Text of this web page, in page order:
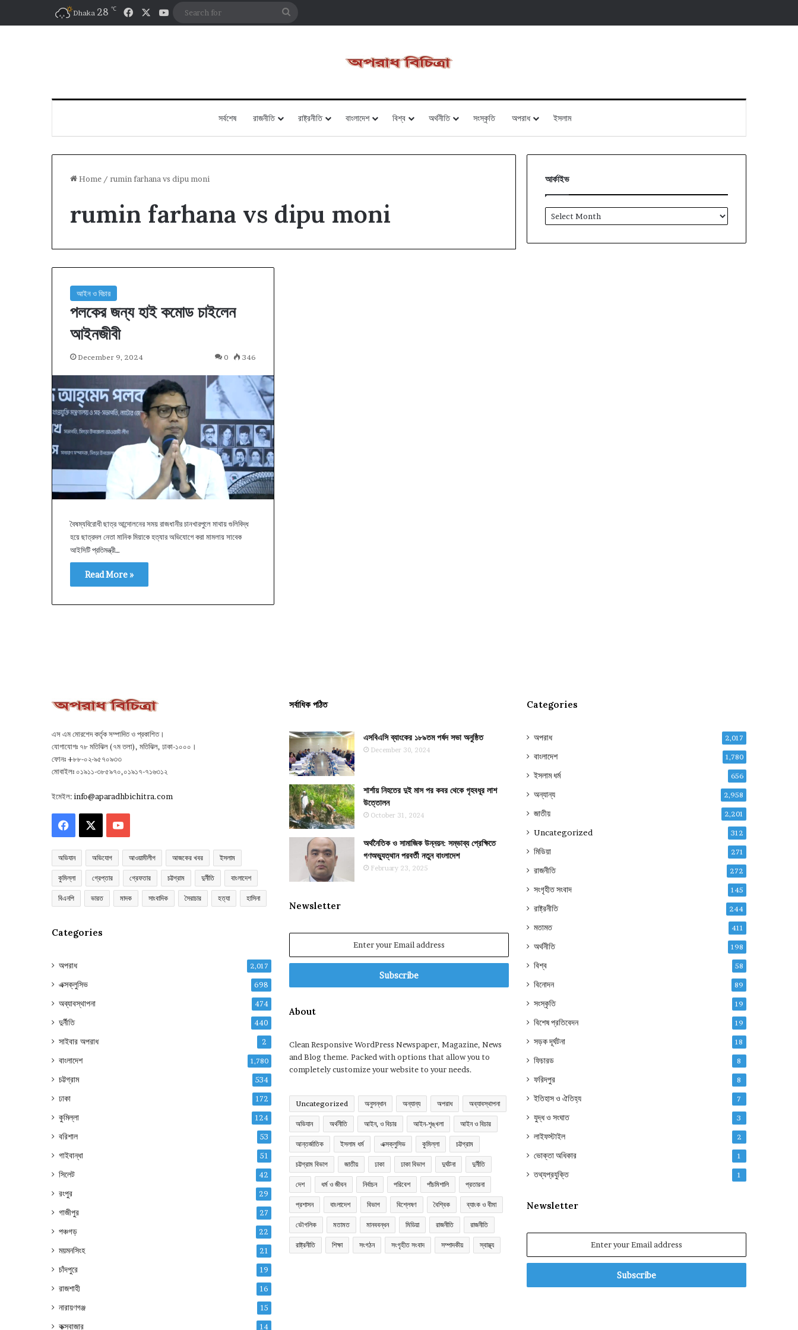
Dhaka 28 ℃ FacebookYouTube
সর্বশেষ রাজনীতি রাষ্ট্রনীতি বাংলাদেশ বিশ্ব অর্থনীতি সংস্কৃতি অপরাধ ইসলাম
Home / rumin farhana vs dipu moni
rumin farhana vs dipu moni
আইন ও বিচার
পলকের জন্য হাই কমোড চাইলেন
আইনজীবী
December 9, 2024 0 346
বৈষম্যবিরোধী ছাত্র আন্দোলনের সময় রাজধানীর চানখারপুলে মাথায় গুলিবিদ্ধ
হয়ে ছাত্রদল নেতা মানিক মিয়াকে হত্যার অভিযোগে করা মামলায় সাবেক
আইসিটি প্রতিমন্ত্রী…
Read More »
আর্কাইভ
আর্কাইভ
এস এম মোরশেদ কর্তৃক সম্পাদিত ও প্রকাশিত।
যোগাযোগঃ ৭৮ মতিঝিল (৭ম তলা), মতিঝিল, ঢাকা-১০০০।
ফোনঃ +৮৮-০২-৯৫৭০৯৩৩
মোবাইলঃ ০১৯১১-৩৮৫৯৭০,০১৯১৭-৭১৬৩১২
ইমেইল:info@aparadhbichitra.com
Facebook YouTube
অভিযান অভিযোগ আওয়ামীলীগ আজকের খবর ইসলাম
কুমিল্লা গ্রেপ্তার গ্রেফতার চট্টগ্রাম দুর্নীতি বাংলাদেশ
বিএনপি ভারত মাদক সাংবাদিক সৈরাচার হত্যা হাসিনা
Categories
অপরাধ 2,017
এক্সক্লুসিভ 698
অব্যাবস্থাপনা 474
দুর্নীতি 440
সাইবার অপরাধ 2
বাংলাদেশ 1,780
চট্টগ্রাম 534
ঢাকা 172
কুমিল্লা 124
বরিশাল 53
গাইবান্ধা 51
সিলেট 42
রংপুর 29
গাজীপুর 27
পঞ্চগড় 22
ময়মনসিংহ 21
চাঁদপুরে 19
রাজশাহী 16
নারায়ণগঞ্জ 15
কক্সবাজার 14
সর্বাধিক পঠিত
এসবিএসি ব্যাংকের ১৮৯তম পর্ষদ সভা অনুষ্ঠিত
December 30, 2024
শার্শায় নিহতের দুই মাস পর কবর থেকে গৃহবধূর লাশ
উত্তোলন
October 31, 2024
অর্থনৈতিক ও সামাজিক উন্নয়ন: সম্ভাব্য প্রেক্ষিতে
গণঅভ্যুত্থান পরবর্তী নতুন বাংলাদেশ
February 23, 2025
Newsletter
Email
About
Clean Responsive WordPress Newspaper, Magazine, News
and Blog theme. Packed with options that allow you to
completely customize your website to your needs.
Uncategorized অনুসন্ধান অন্যান্য অপরাধ অব্যাবস্থাপনা
অভিযান অর্থনীতি আইন, ও বিচার আইন-শৃঙ্খলা আইন ও বিচার
আন্তর্জাতিক ইসলাম ধর্ম এক্সক্লুসিভ কুমিল্লা চট্টগ্রাম
চট্টগ্রাম বিভাগ জাতীয় ঢাকা ঢাকা বিভাগ দুর্ঘটনা দুর্নীতি
দেশ ধর্ম ও জীবন নির্বাচন পরিবেশ পাঁচমিশালি প্রতারনা
প্রশাসন বাংলাদেশ বিভাগ বিশ্লেষণ বৈশ্বিক ব্যাংক ও বীমা
ভৌগলিক মতামত মানববন্ধন মিডিয়া রাজনীতি রাজনীতি
রাষ্ট্রনীতি শিক্ষা সংগঠন সংগৃহীত সংবাদ সম্পাদকীয় স্বাস্থ্য
Categories
অপরাধ 2,017
বাংলাদেশ 1,780
ইসলাম ধর্ম 656
অন্যান্য 2,958
জাতীয় 2,201
Uncategorized 312
মিডিয়া 271
রাজনীতি 272
সংগৃহীত সংবাদ 145
রাষ্ট্রনীতি 244
মতামত 411
অর্থনীতি 198
বিশ্ব 58
বিনোদন 89
সংস্কৃতি 19
বিশেষ প্রতিবেদন 19
সড়ক দূর্ঘটনা 18
ফিচারড 8
ফরিদপুর 8
ইতিহাস ও ঐতিহ্য 7
যুদ্ধ ও সংঘাত 3
লাইফস্টাইল 2
ভোক্তা অধিকার 1
তথ্যপ্রযুক্তি 1
Newsletter
Email